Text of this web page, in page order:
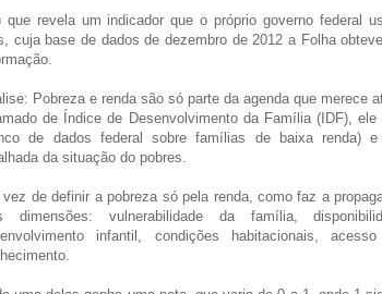
que revela um indicador que o próprio governo federal
cuja base de dados de dezembro de 2012 a Folha
Pobreza e renda são só parte da agenda que merece
de Índice de Desenvolvimento da Família (IDF),
de dados federal sobre famílias de baixa renda) e
da situação do pobres.
vez de definir a pobreza só pela renda, como faz a
dimensões: vulnerabilidade da família,
infantil, condições habitacionais,